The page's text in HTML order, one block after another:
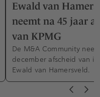
Ewald van
neemt na 45 jaar
van KPMG
De M&A Community
december afscheid van
Ewald van Hamersveld.